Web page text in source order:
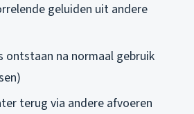
geluiden uit andere
ontstaan na normaal gebruik
terug via andere afvoeren